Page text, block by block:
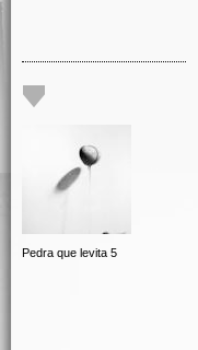
Pedra que levita 5